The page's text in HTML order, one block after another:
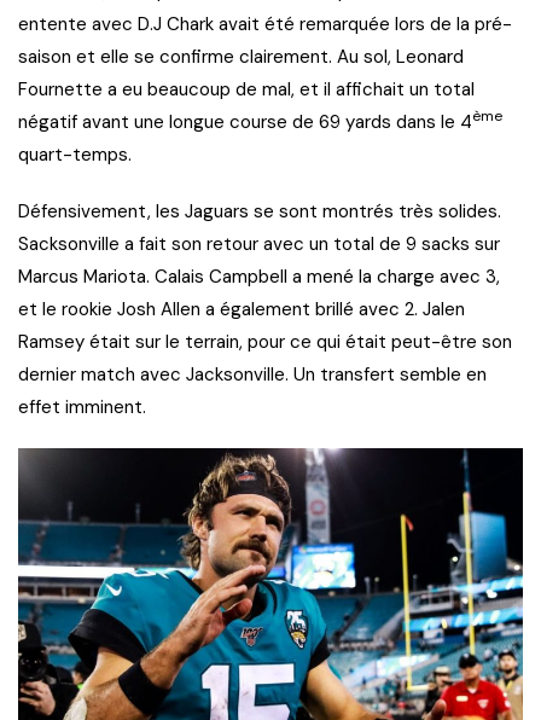
entente avec D.J Chark avait été remarquée lors de la pré-
saison et elle se confirme clairement. Au sol, Leonard
Fournette a eu beaucoup de mal, et il affichait un total
négatif avant une longue course de 69 yards dans le 4ème
quart-temps.
Défensivement, les Jaguars se sont montrés très solides.
Sacksonville a fait son retour avec un total de 9 sacks sur
Marcus Mariota. Calais Campbell a mené la charge avec 3,
et le rookie Josh Allen a également brillé avec 2. Jalen
Ramsey était sur le terrain, pour ce qui était peut-être son
dernier match avec Jacksonville. Un transfert semble en
effet imminent.